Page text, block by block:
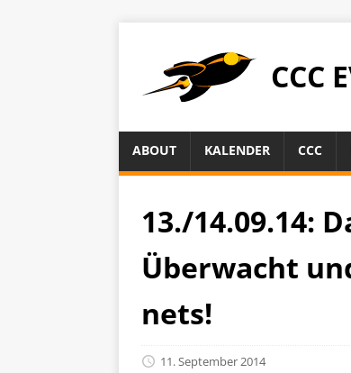
CCC
ABOUT KALENDER CCC
13./14.09.14:
Überwacht
nets!
11. September 2014